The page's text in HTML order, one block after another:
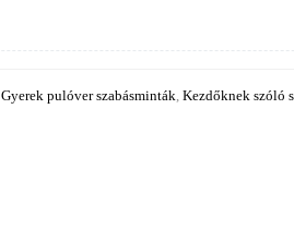
Gyerek pulóver szabásminták Kezdőknek szóló